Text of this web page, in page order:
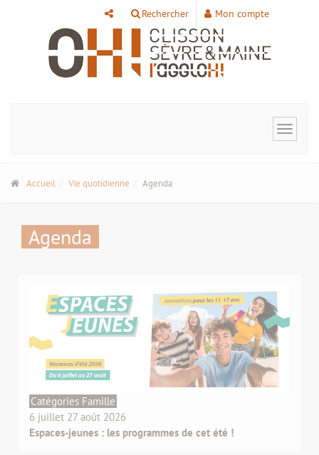
Rechercher Mon compte
Toggle
Accueil Vie quotidienne Agenda
Agenda
Catégories Famille
6 juillet 27 août 2026
Espaces-jeunes : les programmes de cet été !
Panneau de gestion des cookies